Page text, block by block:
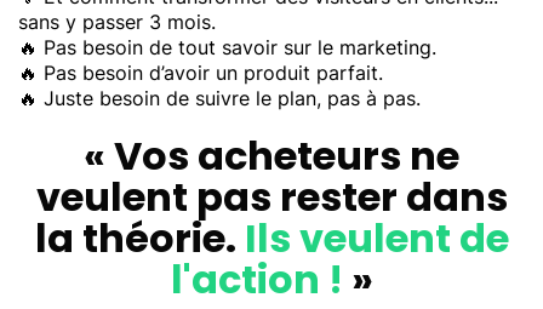
sans y passer 3 mois.
🔥 Pas besoin de tout savoir sur le marketing.
🔥 Pas besoin d’avoir un produit parfait.
🔥 Juste besoin de suivre le plan, pas à pas.
« Vos acheteurs ne
veulent pas rester dans
la théorie. Ils veulent de
l'action ! »